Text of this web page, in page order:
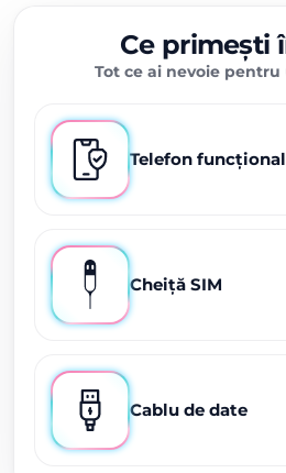
Ce primești
Tot ce ai nevoie
Telefon funcțional
Cheiță SIM
Cablu de date